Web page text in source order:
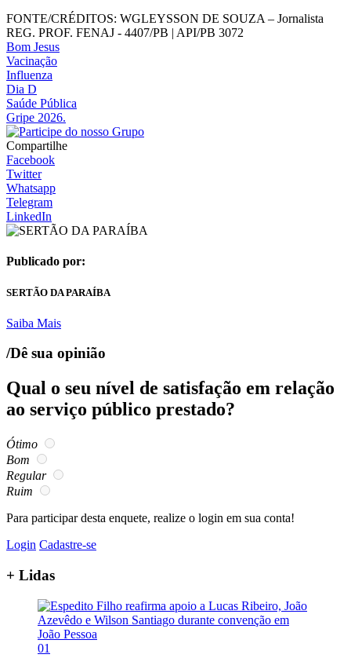
FONTE/CRÉDITOS: WGLEYSSON DE SOUZA – Jornalista
REG. PROF. FENAJ - 4407/PB | API/PB 3072
Bom Jesus
Vacinação
Influenza
Dia D
Saúde Pública
Gripe 2026.
Compartilhe
Facebook
Twitter
Whatsapp
Telegram
LinkedIn
Publicado por:
SERTÃO DA PARAÍBA
Saiba Mais
/Dê sua opinião
Qual o seu nível de satisfação em relação
ao serviço público prestado?
Ótimo
Bom
Regular
Ruim
Para participar desta enquete, realize o login em sua conta!
Login Cadastre-se
+ Lidas
01